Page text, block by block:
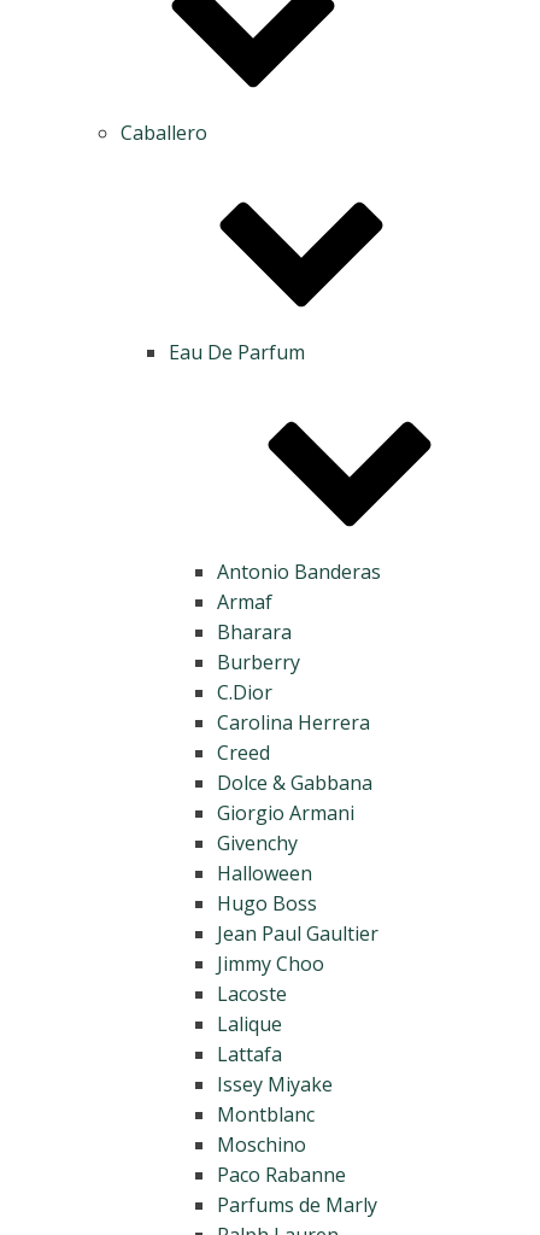
Caballero
Eau De Parfum
Antonio Banderas
Armaf
Bharara
Burberry
C.Dior
Carolina Herrera
Creed
Dolce & Gabbana
Giorgio Armani
Givenchy
Halloween
Hugo Boss
Jean Paul Gaultier
Jimmy Choo
Lacoste
Lalique
Lattafa
Issey Miyake
Montblanc
Moschino
Paco Rabanne
Parfums de Marly